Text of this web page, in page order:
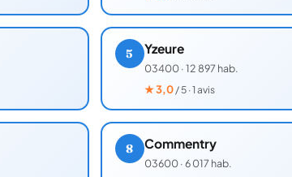
5 Yzeure
03400·12 897 hab.
★3,0/ 5 · 1 avis
8 Commentry
03600·6 017 hab.